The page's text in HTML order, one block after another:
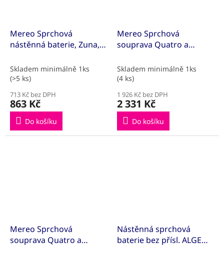
Mereo Sprchová
nástěnná baterie, Zuna,
příslušenství, chrom
Skladem minimálně 1ks
(>5 ks)
713 Kč bez DPH
863 Kč
Do košíku
Mereo Sprchová
souprava Quatro a
100 mm
Skladem minimálně 1ks
(4 ks)
1 926 Kč bez DPH
2 331 Kč
Do košíku
Mereo Sprchová
souprava Quatro a
Nástěnná sprchová
baterie bez přísl. ALGEO